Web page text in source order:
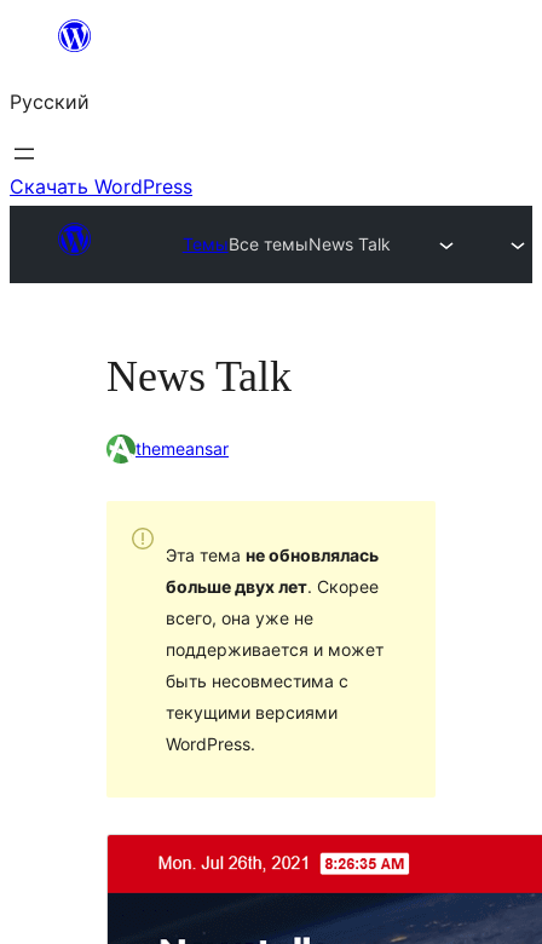
Перейти
содержимому
Русский
Скачать WordPress
ТемыВсе темыNews Talk
News Talk
themeansar
Эта тема не обновлялась
больше двух лет. Скорее
всего, она уже не
поддерживается и может
быть несовместима с
текущими версиями
WordPress.